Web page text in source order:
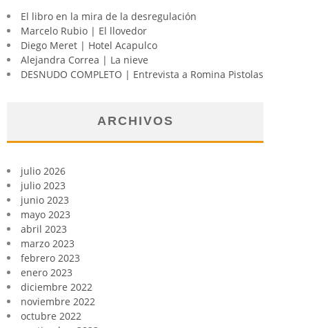
El libro en la mira de la desregulación
Marcelo Rubio | El llovedor
Diego Meret | Hotel Acapulco
Alejandra Correa | La nieve
DESNUDO COMPLETO | Entrevista a Romina Pistolas
ARCHIVOS
julio 2026
julio 2023
junio 2023
mayo 2023
abril 2023
marzo 2023
febrero 2023
enero 2023
diciembre 2022
noviembre 2022
octubre 2022